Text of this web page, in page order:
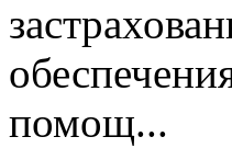
помощ...